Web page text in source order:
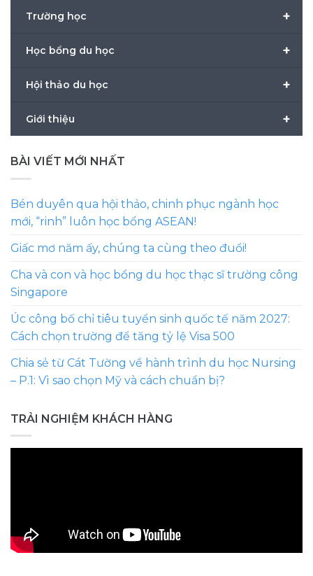
+
Trường học
+
Học bổng du học
+
Hội thảo du học
+
Giới thiệu
BÀI VIẾT MỚI NHẤT
Bén duyên qua hội thảo, chinh phục ngành học
mới, “rinh” luôn học bổng ASEAN!
Giấc mơ năm ấy, chúng ta cùng theo đuổi!
Cha và con và học bổng du học thạc sĩ trường công
Singapore
Úc công bố chỉ tiêu tuyển sinh quốc tế năm 2027:
Cách chọn trường để tăng tỷ lệ Visa 500
Chia sẻ từ Cát Tường về hành trình du học Nursing
– P.1: Vì sao chọn Mỹ và cách chuẩn bị?
TRẢI NGHIỆM KHÁCH HÀNG